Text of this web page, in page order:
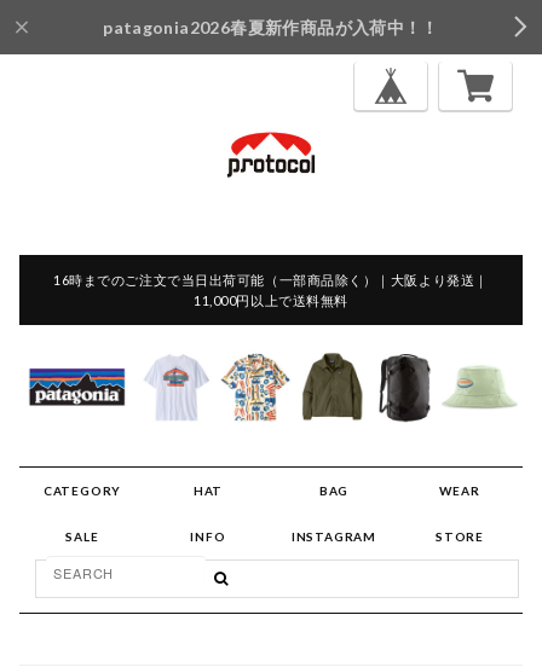
patagonia2026春夏新作商品が入荷中！！
16時までのご注文で当日出荷可能（一部商品除く）｜大阪より発送｜
11,000円以上で送料無料
CATEGORY HAT BAG WEAR
SALE INFO INSTAGRAM STORE